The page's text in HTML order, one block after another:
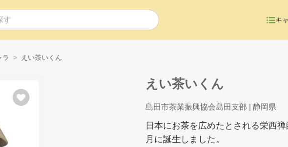
キ
ラ えい茶いくん
えい茶いくん
島田市茶業振興協会島田支部 | 静岡県
日本にお茶を広めたとされる栄西
月に誕生しました。